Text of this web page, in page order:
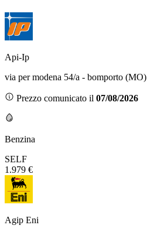
Api-Ip
via per modena 54/a - bomporto (MO)
Prezzo comunicato il 07/08/2026
Benzina
SELF
1.979 €
Agip Eni